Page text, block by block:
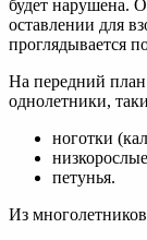
будет нарушена.
оставлении для
проглядывается
На передний
однолетники,
ноготки
петунья.
Из